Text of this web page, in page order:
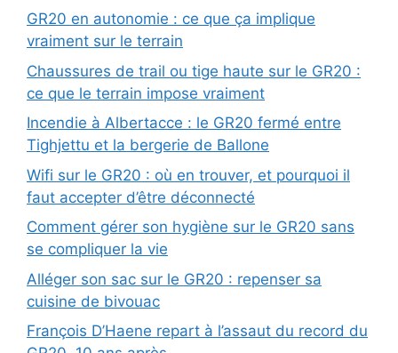
GR20 en autonomie : ce que ça implique
vraiment sur le terrain
Chaussures de trail ou tige haute sur le GR20 :
ce que le terrain impose vraiment
Incendie à Albertacce : le GR20 fermé entre
Tighjettu et la bergerie de Ballone
Wifi sur le GR20 : où en trouver, et pourquoi il
faut accepter d’être déconnecté
Comment gérer son hygiène sur le GR20 sans
se compliquer la vie
Alléger son sac sur le GR20 : repenser sa
cuisine de bivouac
François D’Haene repart à l’assaut du record du